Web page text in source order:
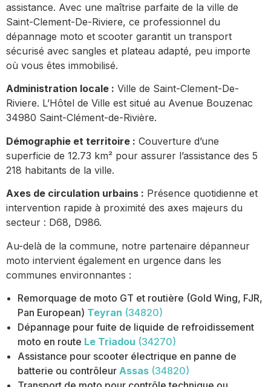
assistance. Avec une maîtrise parfaite de la ville de
Saint-Clement-De-Riviere, ce professionnel du
dépannage moto et scooter garantit un transport
sécurisé avec sangles et plateau adapté, peu importe
où vous êtes immobilisé.
Administration locale : Ville de Saint-Clement-De-
Riviere. L’Hôtel de Ville est situé au Avenue Bouzenac
34980 Saint-Clément-de-Rivière.
Démographie et territoire : Couverture d’une
superficie de 12.73 km² pour assurer l’assistance des 5
218 habitants de la ville.
Axes de circulation urbains : Présence quotidienne et
intervention rapide à proximité des axes majeurs du
secteur : D68, D986.
Au-delà de la commune, notre partenaire dépanneur
moto intervient également en urgence dans les
communes environnantes :
Remorquage de moto GT et routière (Gold Wing, FJR,
Pan European) Teyran (34820)
Dépannage pour fuite de liquide de refroidissement
moto en route Le Triadou (34270)
Assistance pour scooter électrique en panne de
batterie ou contrôleur Assas (34820)